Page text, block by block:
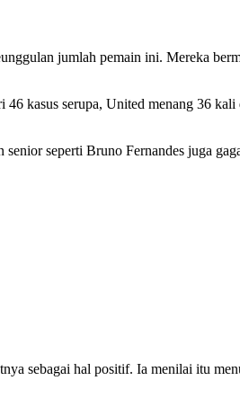
jumlah pemain ini. Mereka
kasus serupa, United menang 36
seperti Bruno Fernandes juga
sebagai hal positif. Ia menilai itu